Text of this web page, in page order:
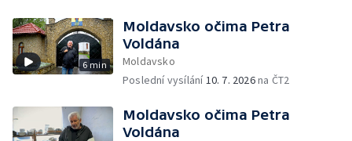
6 min
Moldavsko očima Petra
Voldána
Moldavsko
Poslední vysílání10. 7. 2026na ČT2
Moldavsko očima Petra
Voldána